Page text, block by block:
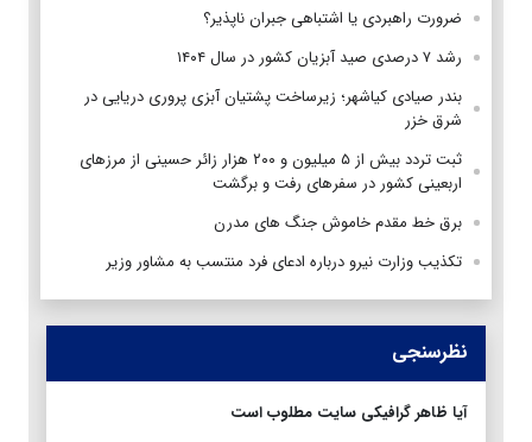
ضرورت راهبردی یا اشتباهی جبران ناپذیر؟
رشد ۷ درصدی صید آبزیان کشور در سال ۱۴۰۴
بندر صیادی کیاشهر؛ زیرساخت پشتیان آبزی پروری دریایی در
شرق خزر
ثبت تردد بیش از ۵ میلیون و ۲۰۰ هزار زائر حسینی از مرزهای
اربعینی کشور در سفرهای رفت و برگشت
برق خط مقدم خاموش جنگ های مدرن
تکذیب وزارت نیرو درباره ادعای فرد منتسب به مشاور وزیر
نظرسنجی
آیا ظاهر گرافیکی سایت مطلوب است